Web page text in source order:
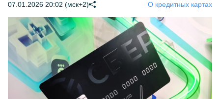
07.01.2026 20:02 (мск+2) О кредитных картах